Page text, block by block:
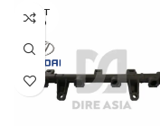
AGOT
ADO